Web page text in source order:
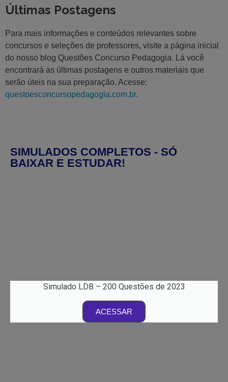
Últimas Postagens
Para mais informações e conteúdos relevantes sobre
concursos e seleções de professores, visite a página inicial
do nosso blog Questões Concurso Pedagogia. Lá você
encontrará as últimas postagens e outros materiais que
serão úteis na sua preparação. Acesse:
questoesconcursopedagogia.com.br.
SIMULADOS COMPLETOS - SÓ
BAIXAR E ESTUDAR!
Simulado LDB – 200 Questões de 2023
ACESSAR